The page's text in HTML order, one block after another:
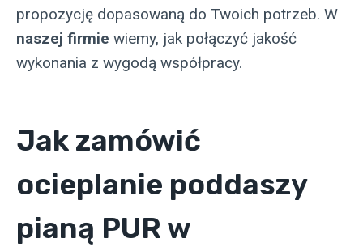
propozycję dopasowaną do Twoich potrzeb. W
naszej firmie wiemy, jak połączyć jakość
wykonania z wygodą współpracy.
Jak zamówić
ocieplanie poddaszy
pianą PUR w